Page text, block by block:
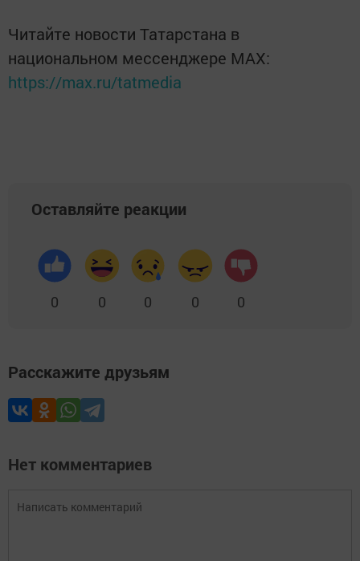
Читайте новости Татарстана в
национальном мессенджере MАХ:
https://max.ru/tatmedia
Оставляйте реакции
0 0 0 0 0
Расскажите друзьям
Нет комментариев